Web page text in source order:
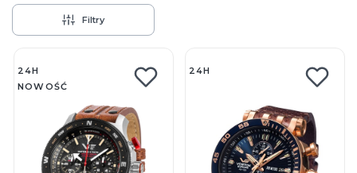
Filtry
24H
NOWOŚĆ
24H